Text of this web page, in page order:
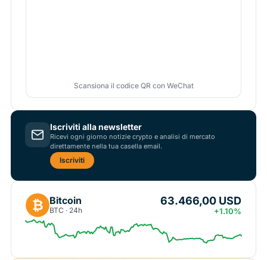
Scansiona il codice QR con WeChat
Iscriviti alla newsletter
Ricevi ogni giorno notizie crypto e analisi di mercato
direttamente nella tua casella email.
Iscriviti
₿ Bitcoin
BTC · 24h
63.466,00 USD
+1.10%